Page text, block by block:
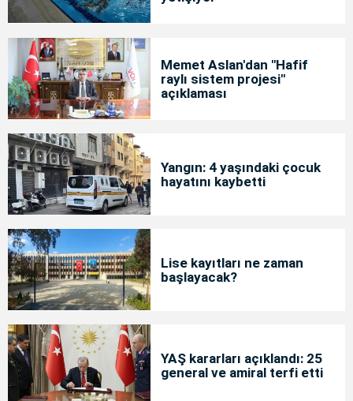
Memet Aslan'dan "Hafif
raylı sistem projesi"
açıklaması
Yangın: 4 yaşındaki çocuk
hayatını kaybetti
Lise kayıtları ne zaman
başlayacak?
YAŞ kararları açıklandı: 25
general ve amiral terfi etti